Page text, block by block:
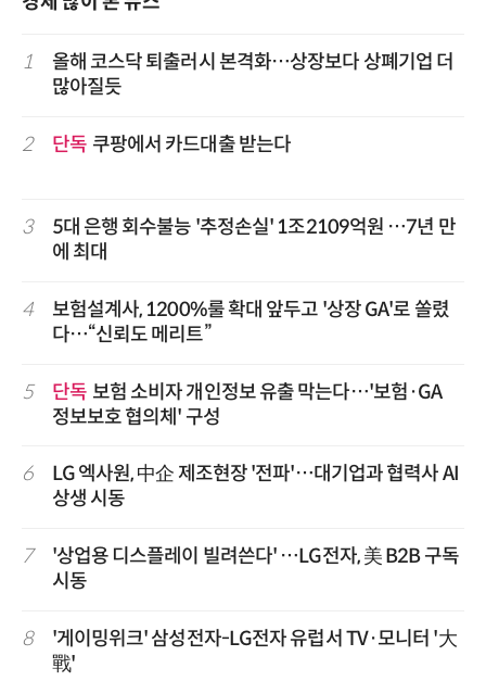
1
올해 코스닥 퇴출러시 본격화…상장보다 상폐기업 더
많아질듯
2 단독 쿠팡에서 카드대출 받는다
3
5대 은행 회수불능 '추정손실' 1조2109억원 …7년 만
에 최대
4
보험설계사, 1200%룰 확대 앞두고 '상장 GA'로 쏠렸
다…“신뢰도 메리트”
5 단독 보험 소비자 개인정보 유출 막는다…'보험·GA
정보보호 협의체' 구성
6
LG 엑사원, 中企 제조현장 '전파'…대기업과 협력사 AI
상생 시동
7
'상업용 디스플레이 빌려쓴다' …LG전자, 美 B2B 구독
시동
8
'게이밍위크' 삼성전자-LG전자 유럽서 TV·모니터 '大
戰'